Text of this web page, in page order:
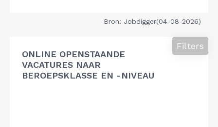
Bron: Jobdigger(04-08-2026)
ONLINE OPENSTAANDE
VACATURES NAAR
BEROEPSKLASSE EN -NIVEAU
Filters